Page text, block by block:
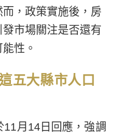
，政策實施後，房
市場關注是否還有
性。
五大縣市人口
月14日回應，強調